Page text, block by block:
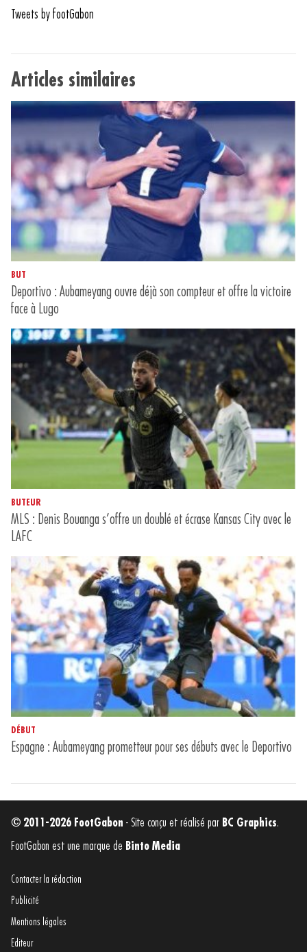
Tweets by footGabon
Articles similaires
BUT
Deportivo : Aubameyang ouvre déjà son compteur et offre la victoire
face à Lugo
BUTEUR
MLS : Denis Bouanga s’offre un doublé et écrase Kansas City avec le
LAFC
DÉBUT
Espagne : Aubameyang prometteur pour ses débuts avec le Deportivo
© 2011-2026 FootGabon - Site conçu et réalisé par BC Graphics.
FootGabon est une marque de Binto Media
Contacter la rédaction
Publicité
Mentions légales
Editeur